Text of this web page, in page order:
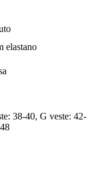
elastano
38-40, G veste: 42-